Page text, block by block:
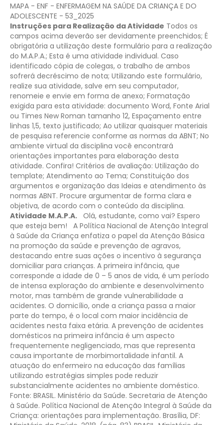
MAPA - ENF - ENFERMAGEM NA SAÚDE DA CRIANÇA E DO
ADOLESCENTE - 53_2025
Instruções para Realização da Atividade Todos os
campos acima deverão ser devidamente preenchidos; É
obrigatória a utilização deste formulário para a realização
do M.A.P.A.; Esta é uma atividade individual. Caso
identificado cópia de colegas, o trabalho de ambos
sofrerá decréscimo de nota; Utilizando este formulário,
realize sua atividade, salve em seu computador,
renomeie e envie em forma de anexo; Formatação
exigida para esta atividade: documento Word, Fonte Arial
ou Times New Roman tamanho 12, Espaçamento entre
linhas 1,5, texto justificado; Ao utilizar quaisquer materiais
de pesquisa referencie conforme as normas da ABNT; No
ambiente virtual da disciplina você encontrará
orientações importantes para elaboração desta
atividade. Confira! Critérios de avaliação: Utilização do
template; Atendimento ao Tema; Constituição dos
argumentos e organização das Ideias e atendimento às
normas ABNT. Procure argumentar de forma clara e
objetiva, de acordo com o conteúdo da disciplina.
Atividade M.A.P.A. Olá, estudante, como vai? Espero
que esteja bem!
A Política Nacional de Atenção Integral
à Saúde da Criança enfatiza o papel da Atenção Básica
na promoção da saúde e prevenção de agravos,
destacando entre suas ações o incentivo à segurança
domiciliar para crianças. A primeira infância, que
corresponde a idade de 0 – 5 anos de vida, é um período
de intensa exploração do ambiente e desenvolvimento
motor, mas também de grande vulnerabilidade a
acidentes. O domicílio, onde a criança passa a maior
parte do tempo, é o local com maior incidência de
acidentes nesta faixa etária. A prevenção de acidentes
domésticos na primeira infância é um aspecto
frequentemente negligenciado, mas que representa
causa importante de morbimortalidade infantil. A
atuação do enfermeiro na educação das famílias
utilizando estratégias simples pode reduzir
substancialmente acidentes no ambiente doméstico.
Fonte: BRASIL. Ministério da Saúde. Secretaria de Atenção
à Saúde. Política Nacional de Atenção Integral à Saúde da
Criança: orientações para implementação. Brasília, DF: